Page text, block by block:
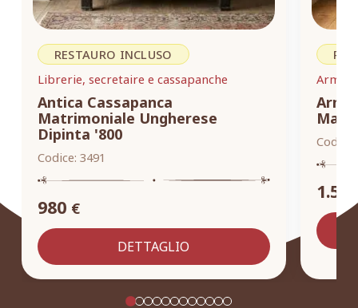
RESTAURO INCLUSO
Librerie, secretaire e cassapanche
Antica Cassapanca
Matrimoniale Ungherese
Dipinta '800
Codice: 3491
980 €
DETTAGLIO
Codice: